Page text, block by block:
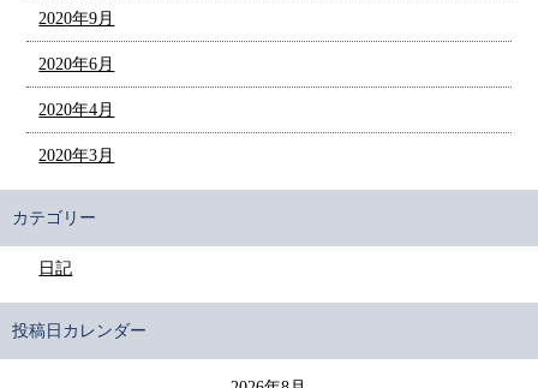
2020年9月
2020年6月
2020年4月
2020年3月
カテゴリー
日記
投稿日カレンダー